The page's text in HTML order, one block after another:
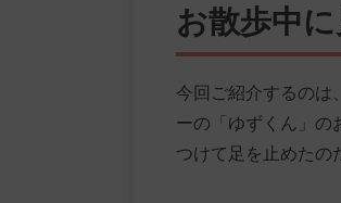
お散歩中
今回ご紹介するのは
ーの「ゆずくん」の
つけて足を止めたの